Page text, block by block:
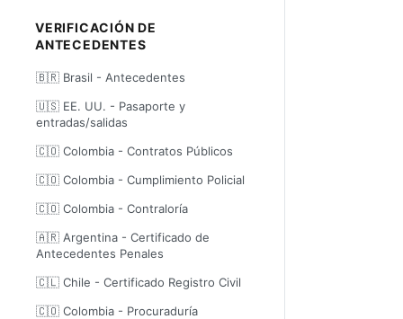
VERIFICACIÓN DE
ANTECEDENTES
🇧🇷 Brasil - Antecedentes
🇺🇸 EE. UU. - Pasaporte y
entradas/salidas
🇨🇴 Colombia - Contratos Públicos
🇨🇴 Colombia - Cumplimiento Policial
🇨🇴 Colombia - Contraloría
🇦🇷 Argentina - Certificado de
Antecedentes Penales
🇨🇱 Chile - Certificado Registro Civil
🇨🇴 Colombia - Procuraduría